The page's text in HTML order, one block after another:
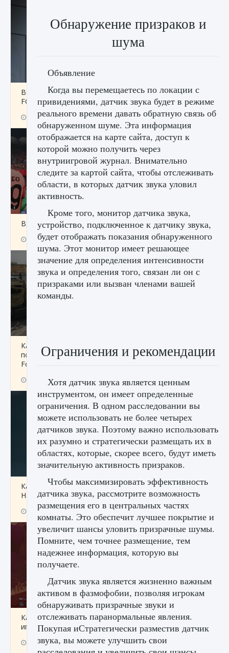
Все новые функции в режиме карьеры EA
FC 25
9 августа 2024 2 096 0 2
Входят ли «Милан» и «Интер» в EA FC 25
9 августа 2024 2 064 0 1
Как исправить текстовую ошибку
пользовательского интерфейса Delta
Force Hawk Ops
9 августа 2024 1 945 0 0
Как проверить статус сервера Delta Force
Hawk Ops
9 августа 2024 1 286 0 0
Как приручить существ джунглей Нари в
игре Creatures of Ava
9 августа 2024 1 218 0 0
Обнаружение призраков и
шума
Объявление
Когда вы перемещаетесь по локации с
привидениями, датчик звука будет в режиме
реального времени давать обратную связь об
обнаруженном шуме. Эта информация
отображается на карте сайта, доступ к
которой можно получить через
внутриигровой журнал. Внимательно
следите за картой сайта, чтобы отслеживать
области, в которых датчик звука уловил
активность.
Кроме того, монитор датчика звука,
устройство, подключенное к датчику звука,
будет отображать показания обнаруженного
шума. Этот монитор имеет решающее
значение для определения интенсивности
звука и определения того, связан ли он с
призраками или вызван членами вашей
команды.
Ограничения и рекомендации
Хотя датчик звука является ценным
инструментом, он имеет определенные
ограничения. В одном расследовании вы
можете использовать не более четырех
датчиков звука. Поэтому важно использовать
их разумно и стратегически размещать их в
областях, которые, скорее всего, будут иметь
значительную активность призраков.
Чтобы максимизировать эффективность
датчика звука, рассмотрите возможность
размещения его в центральных частях
комнаты. Это обеспечит лучшее покрытие и
увеличит шансы уловить призрачные шумы.
Помните, чем точнее размещение, тем
надежнее информация, которую вы
получаете.
Датчик звука является жизненно важным
активом в фазмофобии, позволяя игрокам
обнаруживать призрачные звуки и
отслеживать паранормальные явления.
Покупая иСтратегически разместив датчик
звука, вы можете улучшить свои